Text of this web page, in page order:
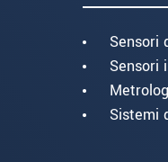
Sensori
Sensori
Sistemi